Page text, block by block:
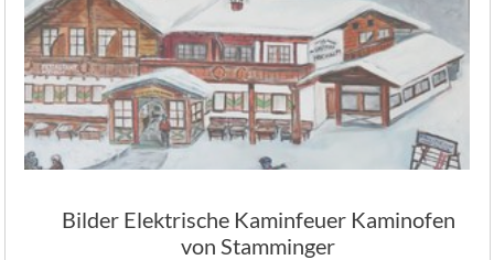
Bilder Elektrische Kaminfeuer Kaminofen
von Stamminger